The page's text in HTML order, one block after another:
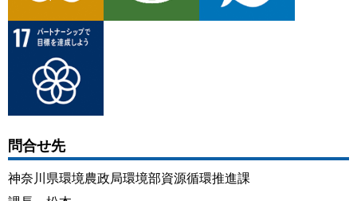
問合せ先
神奈川県環境農政局環境部資源循環推進課